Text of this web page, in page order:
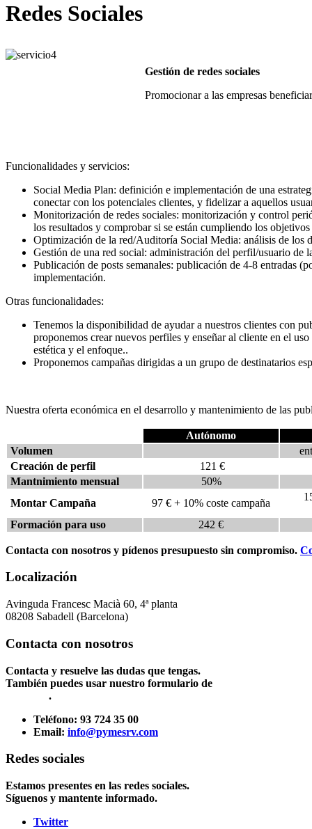
Redes Sociales
Gestión de redes sociales
Promocionar a las empresas
Funcionalidades y servicios:
Social Media Plan: definición e implementación de una
conectar con los potenciales clientes, y fidelizar a aquellos
Monitorización de redes sociales: monitorización y control
los resultados y comprobar si se están cumpliendo los
Optimización de la red/Auditoría Social Media: análisis de los
Gestión de una red social: administración del perfil/usuario de
Publicación de posts semanales: publicación de 4-8 entradas
implementación.
Otras funcionalidades:
Tenemos la disponibilidad de ayudar a nuestros clientes con
proponemos crear nuevos perfiles y enseñar al cliente en el
estética y el enfoque..
Proponemos campañas dirigidas a un grupo de destinatarios
Nuestra oferta económica en el desarrollo y mantenimiento de las
Autónomo
Volumen
Creación de perfil
121 €
Mantnimiento mensual
50%
Montar Campaña
97 € + 10% coste campaña
Formación para uso 242 €
Contacta con nosotros y pídenos presupuesto sin compromiso.
Localización
Avinguda Francesc Macià 60, 4ª planta
08208 Sabadell (Barcelona)
Contacta con nosotros
Contacta y resuelve las dudas que tengas.
También puedes usar nuestro formulario de
.
Teléfono: 93 724 35 00
Email: info@pymesrv.com
Redes sociales
Estamos presentes en las redes sociales.
Síguenos y mantente informado.
Twitter